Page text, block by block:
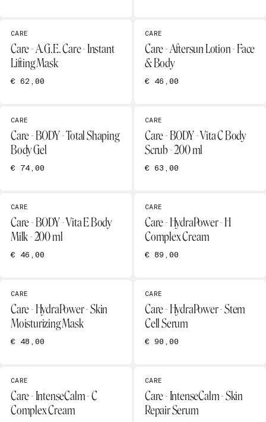
CARE
Care - A.G.E. Care - Instant
Lifting Mask
€ 62,00
CARE
Care - Aftersun Lotion - Face
& Body
€ 46,00
CARE
Care - BODY - Total Shaping
Body Gel
€ 74,00
CARE
Care - BODY - Vita C Body
Scrub - 200 ml
€ 63,00
CARE
Care - BODY - Vita E Body
Milk - 200 ml
€ 46,00
CARE
Care - HydraPower - H
Complex Cream
€ 89,00
CARE
Care - HydraPower - Skin
Moisturizing Mask
€ 48,00
CARE
Care - HydraPower - Stem
Cell Serum
€ 90,00
CARE
Care - IntenseCalm - C
Complex Cream
CARE
Care - IntenseCalm - Skin
Repair Serum